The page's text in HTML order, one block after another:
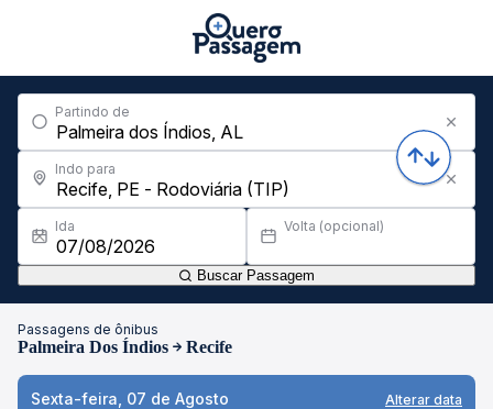
Partindo de
Indo para
Ida Volta (opcional)
Buscar Passagem
Passagens de ônibus
Palmeira Dos Índios Recife
Sexta-feira, 07 de Agosto Alterar data